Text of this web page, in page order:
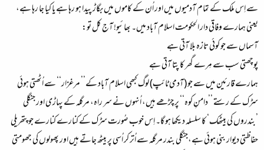
سے اِس ملک کے تمام آدمیوں میں اور اُن کے کاموں میں بگاڑ پیدا ہو رہا ہے یا کیا جا رہا ہے،
یعنی ہمارے وفاقی دار الحکومت اسلام آباد میں۔ بھائیو! آج کل تو:
آسماں سے جو کوئی تازہ بلا آتی ہے
پوچھتی سب سے مِرے گھر کا پتا آتی ہے
ہمارے قارئین میں سے جو (آدمی ٹائپ) لوگ کبھی اسلام آباد کے’’ مرغزار‘‘ سے اُٹھتی ہوئی
سڑک کے رستے ’’دامنِ کوہ‘‘ پر چڑھے ہیں، اُنہوں نے سر راہ، مرگلہ کے پہاڑی اور جنگلی
’بندروں کی بیٹھک‘ کا سلسلہ دیکھا ہو گا۔ اِس خوب صُورت سڑک کے کنارے کنارے جو پتھریلی
حفاظتی دیوار بنی ہوئی ہے،جنگلی بندر مرگلہ سے اُتر کر اُسی پر بیٹھ جاتے ہیں اور پھولوں کی جھومتی